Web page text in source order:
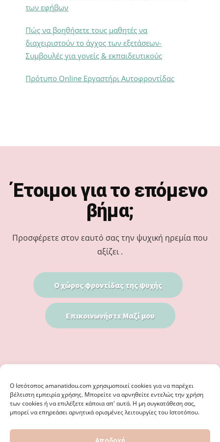
Ο Iστότοπος amanatidou.com χρησιμοποιεί cookies για να παρέχει
βέλτιστη εμπειρία χρήσης. Μπορείτε να αρνηθείτε εντελώς την χρήση
των cookies ή να επιλέξετε κάποια απ' αυτά. Η μη συγκατάθεση σας,
μπορεί να επηρεάσει αρνητικά ορισμένες λειτουργίες του Ιστοτόπου.
Αποδοχή
των εφήβων
Πώς να βοηθήσετε τους μαθητές να
διαχειριστούν το άγχος των εξετάσεων-
Συμβουλές για γονείς & εκπαιδευτικούς
Πρότυπο Online Εργαστήρι Αυτοφροντίδας
Έτοιμοι για το επόμενο
βήμα;
Προσφέρετε στον εαυτό σας την ψυχική ηρεμία που
αξίζει .
Ο χώρος φροντίδας της ψυχής
Επικοινωνήστε Μαζί μου